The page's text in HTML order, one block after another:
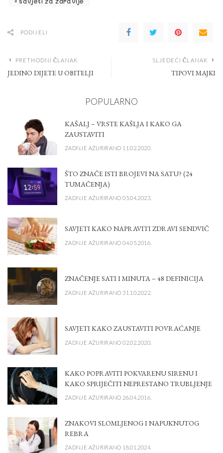
PODIJELI
PRETHODNI ČLANAK
JEDINO DIJETE U OBITELJI
SLJEDEĆI ČLANAK
TIPOVI MAJKI
POPULARNO
KAŠALJ – VRSTE KAŠLJA I KAKO GA
ZAUSTAVITI
ZADNJE AŽURIRANO 11.02.2020.
ŠTO ZNAČE ISTI BROJEVI NA SATU? (24
TUMAČENJA)
ZADNJE AŽURIRANO 05.04.2023.
SAVJETI KAKO NAPRAVITI ZDRAVI SENDVIČ
ZADNJE AŽURIRANO 04.05.2016.
ZNAČENJE SATI I MINUTA – 48 DEFINICIJA
ZADNJE AŽURIRANO 31.10.2022.
SAVJETI KAKO ZAUSTAVITI POVRAĆANJE
ZADNJE AŽURIRANO 02.02.2020.
KAKO POPRAVITI POKVARENU SIRENU I
KAKO SPRIJEČITI NEPRESTANO TRUBLJENJE
ZADNJE AŽURIRANO 26.04.2016.
ZNAKOVI SLOMLJENOG I NAPUKNUTOG
REBRA
ZADNJE AŽURIRANO 18.01.2024.